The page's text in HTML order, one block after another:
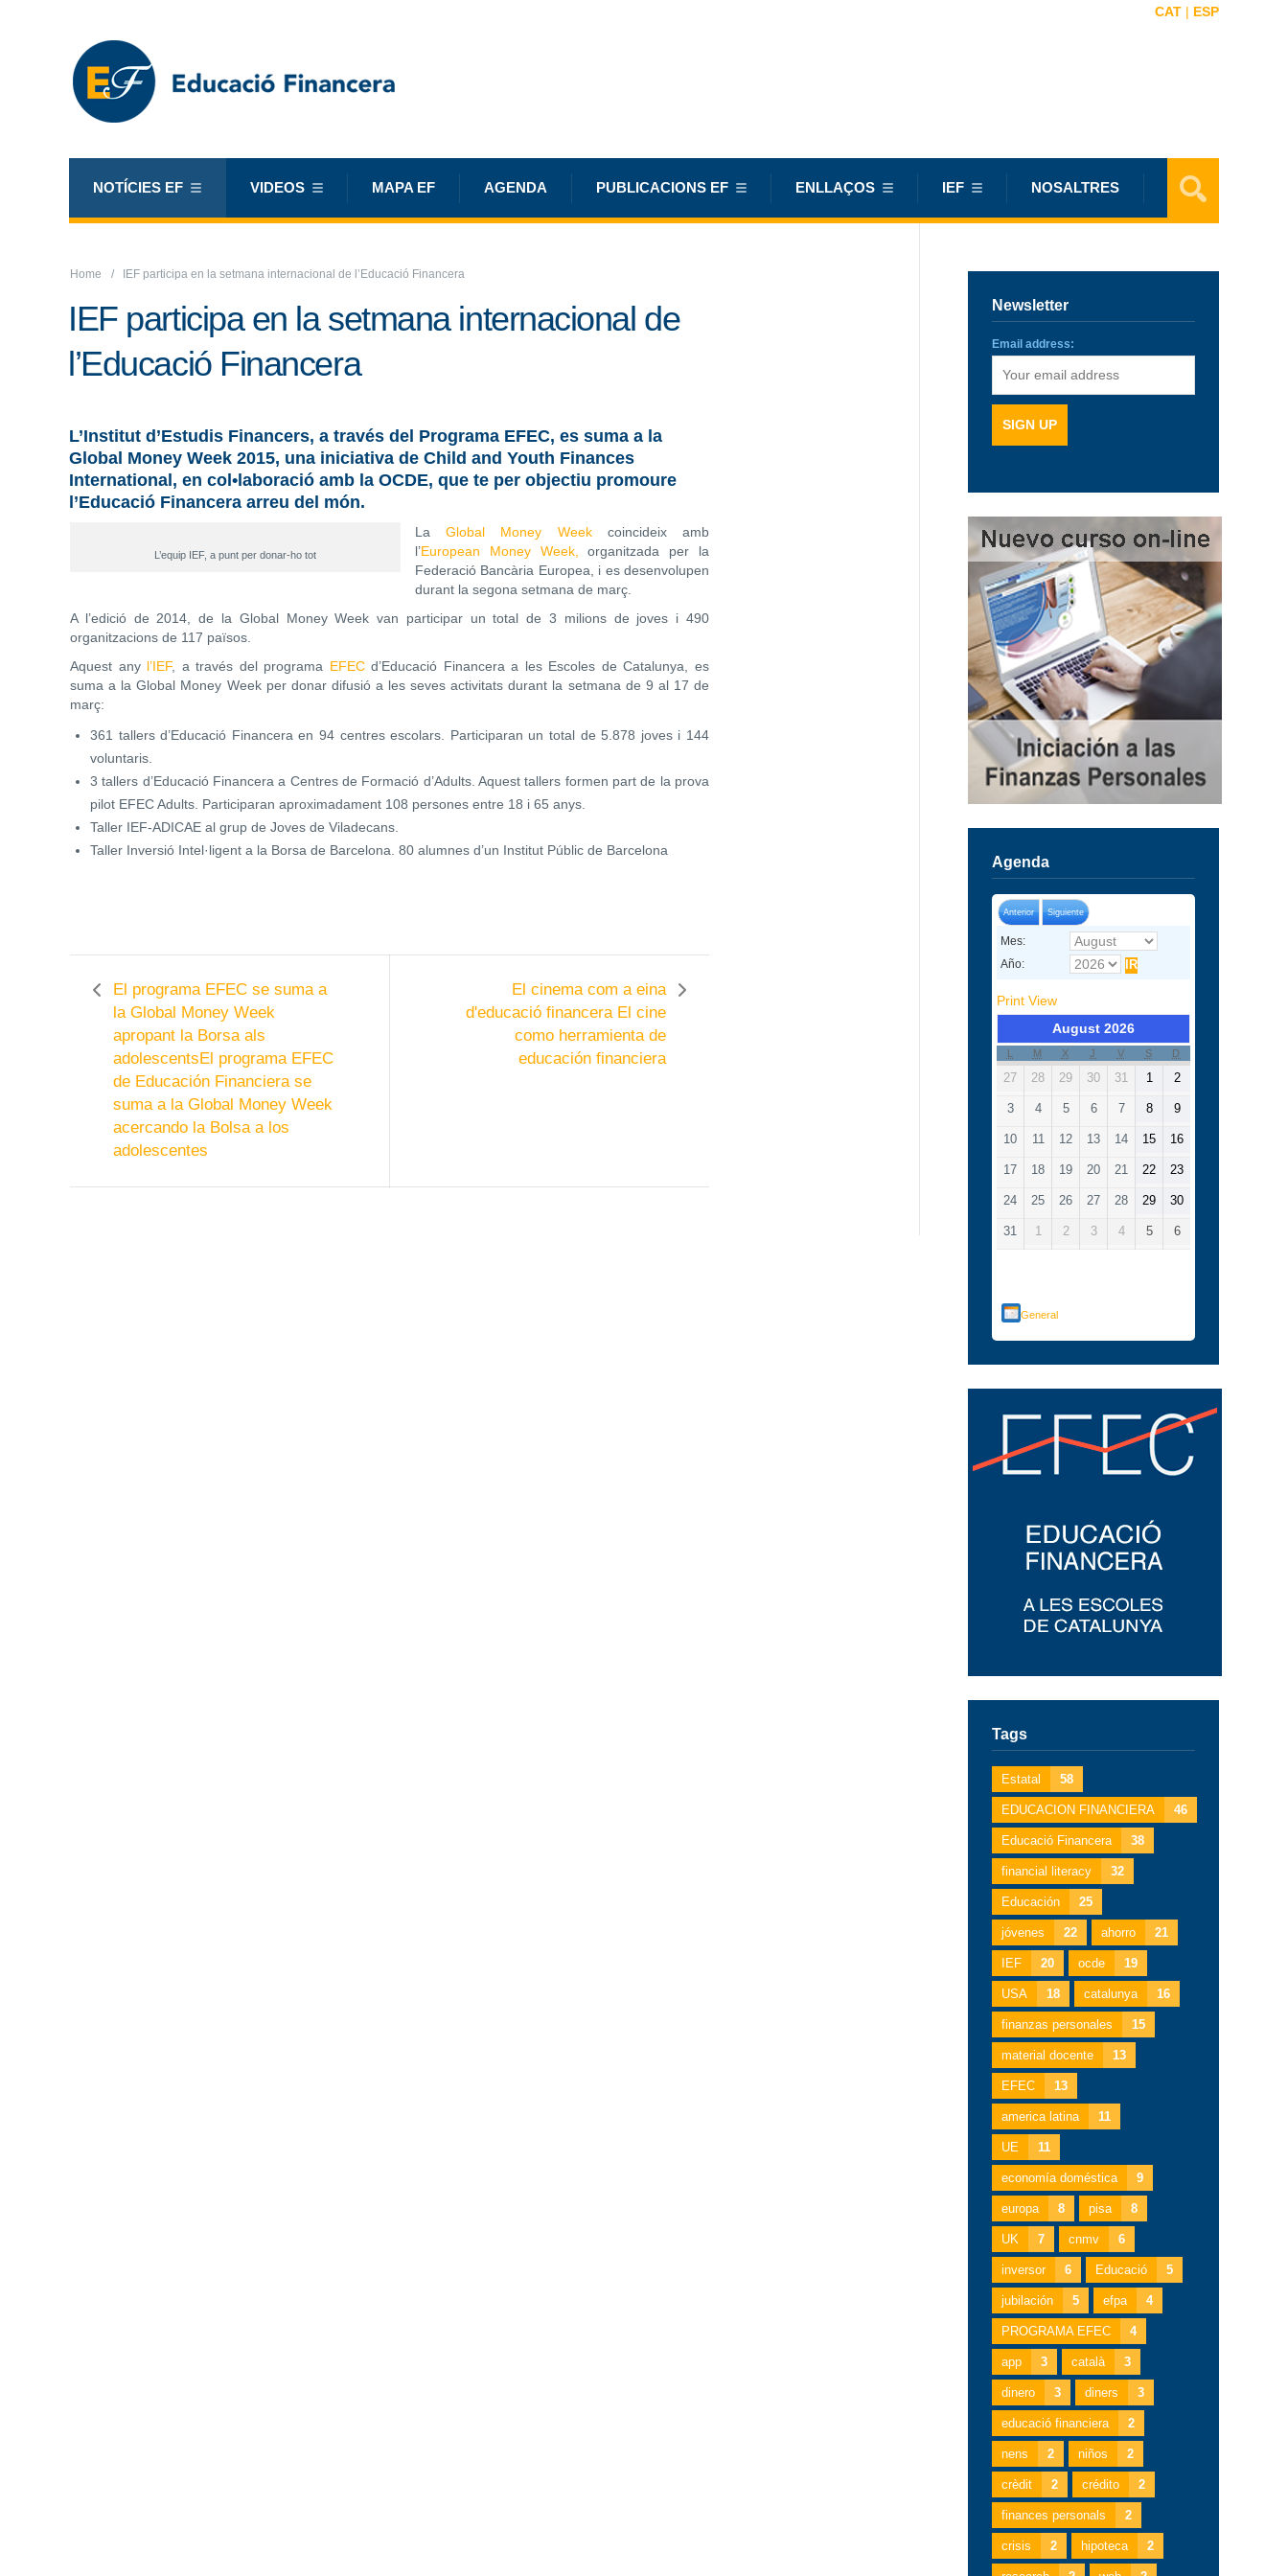
CAT | ESP
NOTÍCIES EF VIDEOS MAPA EF AGENDA PUBLICACIONS EF ENLLAÇOS IEF NOSALTRES
Home IEF participa en la setmana internacional de l’Educació Financera
IEF participa en la setmana internacional de
l’Educació Financera
L’Institut d’Estudis Financers, a través del Programa EFEC, es suma a la
Global Money Week 2015, una iniciativa de Child and Youth Finances
International, en col•laboració amb la OCDE, que te per objectiu promoure
l’Educació Financera arreu del món.
L’equip IEF, a punt per donar-ho tot
LaGlobal Money Weekcoincideix amb
l’European Money Week, organitzada per la
Federació Bancària Europea, i es desenvolupen
durant la segona setmana de març.
A l’edició de 2014, de la Global Money Week van participar un total de 3 milions de joves i 490
organitzacions de 117 països.
Aquest any l’IEF, a través del programa EFECd’Educació Financera a les Escoles de Catalunya, es
suma a la Global Money Week per donar difusió a les seves activitats durant la setmana de 9 al 17 de
març:
361 tallers d’Educació Financera en 94 centres escolars. Participaran un total de 5.878 joves i 144
voluntaris.
3 tallers d’Educació Financera a Centres de Formació d’Adults. Aquest tallers formen part de la prova
pilot EFEC Adults. Participaran aproximadament 108 persones entre 18 i 65 anys.
Taller IEF-ADICAE al grup de Joves de Viladecans.
Taller Inversió Intel·ligent a la Borsa de Barcelona. 80 alumnes d’un Institut Públic de Barcelona
El programa EFEC se suma a
la Global Money Week
apropant la Borsa als
adolescents El programa EFEC
de Educación Financiera se
suma a la Global Money Week
acercando la Bolsa a los
adolescentes
El cinema com a eina
d'educació financera El cine
como herramienta de
educación financiera
Newsletter
Email address:
Agenda
Anterior Siguiente
Mes:
Año:
Print View
August 2026
L M X J V S D
27 28 29 30 31 1 2
3 4 5 6 7 8 9
10 11 12 13 14 15 16
17 18 19 20 21 22 23
24 25 26 27 28 29 30
31 1 2 3 4 5 6
General
Tags
Estatal 58
EDUCACION FINANCIERA 46
Educació Financera 38
financial literacy 32
Educación 25
jóvenes 22 ahorro 21
IEF 20 ocde 19
USA 18 catalunya 16
finanzas personales 15
material docente 13
EFEC 13
america latina 11
UE 11
economía doméstica 9
europa 8 pisa 8
UK 7 cnmv 6
inversor 6 Educació 5
jubilación 5 efpa 4
PROGRAMA EFEC 4
app 3 català 3
dinero 3 diners 3
educació financiera 2
nens 2 niños 2
crèdit 2 crédito 2
finances personals 2
crisis 2 hipoteca 2